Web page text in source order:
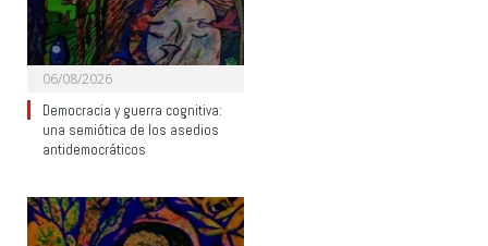
06/08/2026
Democracia y guerra cognitiva:
una semiótica de los asedios
antidemocráticos